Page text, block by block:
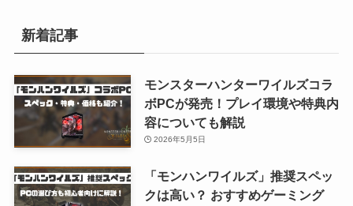
新着記事
モンスターハンターワイルズコラ
ボPCが発売！プレイ環境や特典内
容についても解説
2026年5月5日
「モンハンワイルズ」推奨スペッ
クは高い？ おすすめゲーミング